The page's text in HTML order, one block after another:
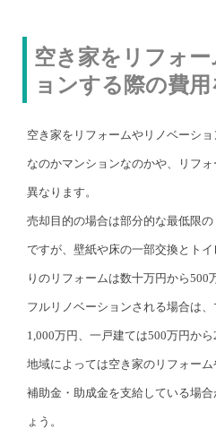
空き家をリフォ
ョンする際の費
空き家をリフォームやリノベーシ
なのかマンションなのかや、リフ
異なります。
売却目的の場合は部分的な最低限
ですが、壁紙や床の一部交換とト
りのリフォームは数十万円から500
フルリノベーションされる場合は
1,000万円、一戸建ては500万円から
地域によっては空き家のリフォー
補助金・助成金を支給している場
ょう。